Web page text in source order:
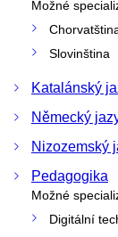
Možné
Slovinština
Katalánský
Německý
Nizozemský
Pedagogika
Možné
Digitální